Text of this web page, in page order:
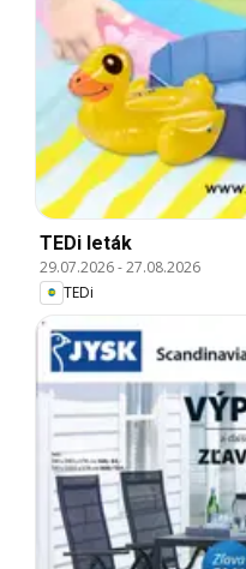
TEDi leták
29.07.2026-27.08.2026
TEDi